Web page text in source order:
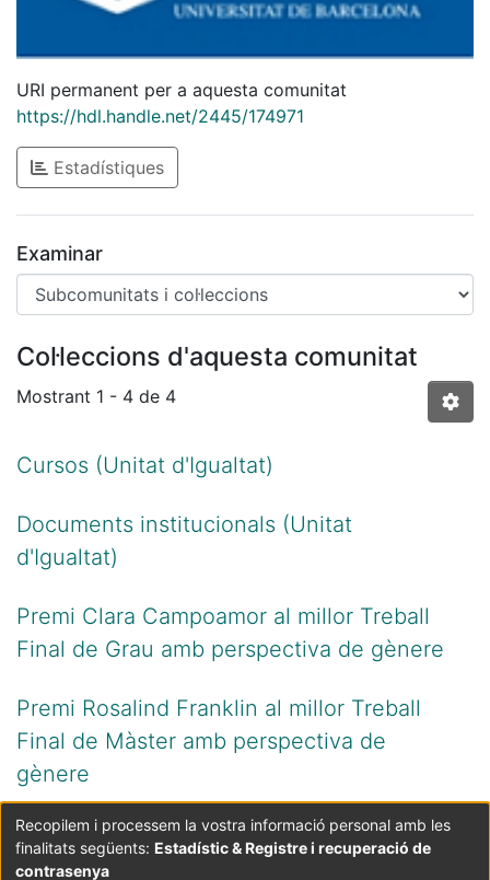
URI permanent per a aquesta comunitat
https://hdl.handle.net/2445/174971
Estadístiques
Examinar
Col·leccions d'aquesta comunitat
Mostrant 1 - 4 de 4
Cursos (Unitat d'Igualtat)
Documents institucionals (Unitat
d'Igualtat)
Premi Clara Campoamor al millor Treball
Final de Grau amb perspectiva de gènere
Premi Rosalind Franklin al millor Treball
Final de Màster amb perspectiva de
gènere
Coordinació:CRAI UB Avís legal
Metadades
subjectes a:
Recopilem i processem la vostra informació personal amb les
finalitats següents: Estadístic & Registre i recuperació de
contrasenya